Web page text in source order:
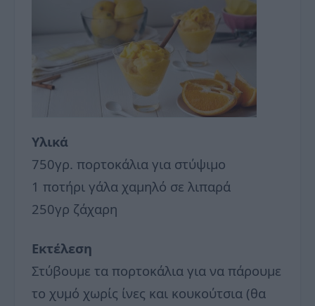
Υλικά
750γρ. πορτοκάλια για στύψιμο
1 ποτήρι γάλα χαμηλό σε λιπαρά
250γρ ζάχαρη
Εκτέλεση
Στύβουμε τα πορτοκάλια για να πάρουμε
το χυμό χωρίς ίνες και κουκούτσια (θα